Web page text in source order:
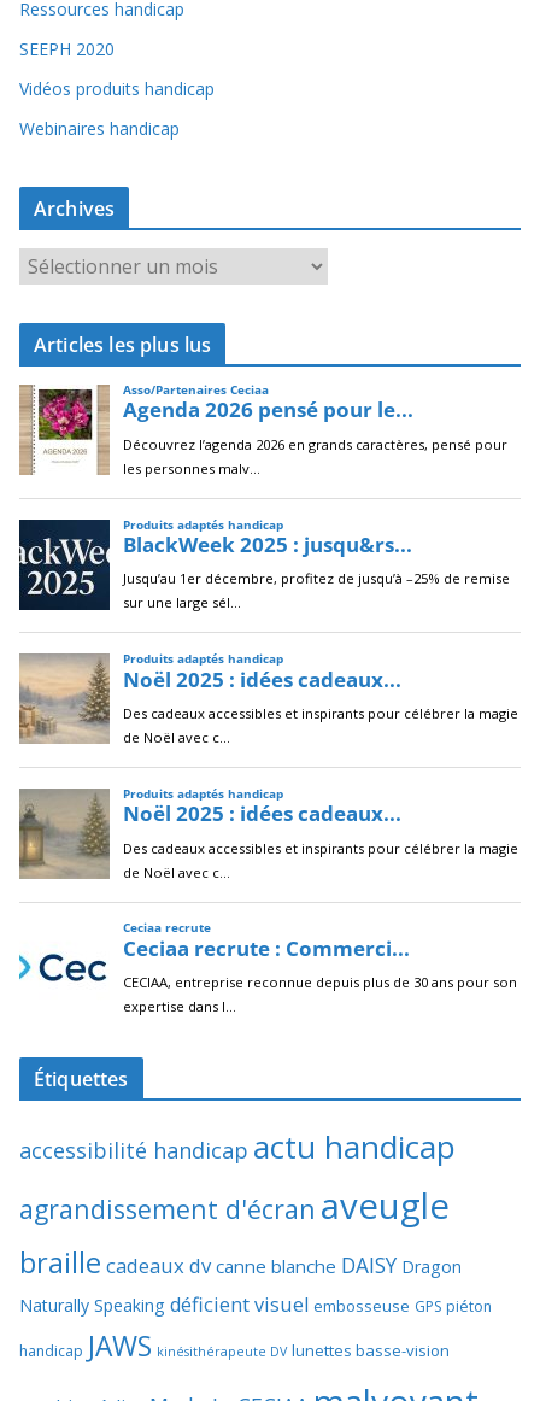
Ressources handicap
SEEPH 2020
Vidéos produits handicap
Webinaires handicap
Archives
r
c
i
v
e
s
Articles les plus lus
Étiquettes
accessibilité handicap actu handicap
agrandissement d'écran aveugle
braille cadeaux dv canne blanche DAISY Dragon
Naturally Speaking déficient visuel embosseuse GPS piéton
handicap JAWS kinésithérapeute DV lunettes basse-vision